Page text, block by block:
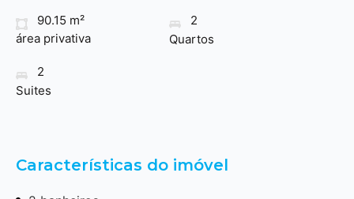
90.15 m²
área privativa
2
Quartos
2
Suites
Características do imóvel